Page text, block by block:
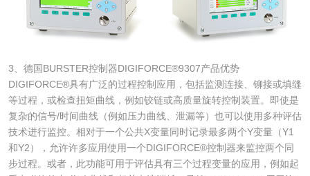
3、德国BURSTER控制器DIGIFORCE®9307产品优势
DIGIFORCE®具有广泛的过程控制应用，包括监测连接、铆接或填缝
等过程，或检查扭矩曲线，例如铰链或高质量旋转控制装置。即使是
复杂的信号/时间曲线（例如压力曲线、泄漏等）也可以使用多种评估
技术进行监控。相对于一个公共X变量同时记录最多两个Y变量（Y1
和Y2），允许许多应用使用一个DIGIFORCE®控制器来监控两个同
步过程。或者，此功能可用于评估具有三个过程变量的应用，例如起